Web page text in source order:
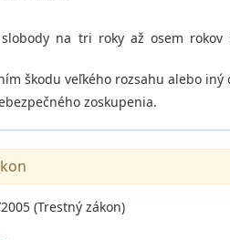
na tri roky až osem
škodu veľkého rozsahu alebo iný
zoskupenia.
(Trestný zákon)